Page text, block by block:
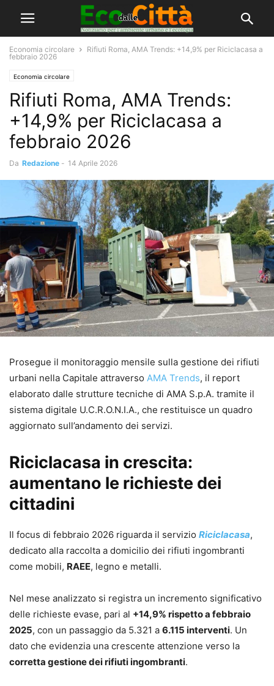
Economia circolare
Rifiuti Roma, AMA Trends: +14,9% per Riciclacasa a
febbraio 2026
Economia circolare
Rifiuti Roma, AMA Trends:
+14,9% per Riciclacasa a
febbraio 2026
Da Redazione - 14 Aprile 2026
Prosegue il monitoraggio mensile sulla gestione dei rifiuti
urbani nella Capitale attraverso AMA Trends, il report
elaborato dalle strutture tecniche di AMA S.p.A. tramite il
sistema digitale U.C.R.O.N.I.A., che restituisce un quadro
aggiornato sull’andamento dei servizi.
Riciclacasa in crescita:
aumentano le richieste dei
cittadini
Il focus di febbraio 2026 riguarda il servizio Riciclacasa,
dedicato alla raccolta a domicilio dei rifiuti ingombranti
come mobili, RAEE, legno e metalli.
Nel mese analizzato si registra un incremento significativo
delle richieste evase, pari al +14,9% rispetto a febbraio
2025, con un passaggio da 5.321 a 6.115 interventi. Un
dato che evidenzia una crescente attenzione verso la
corretta gestione dei rifiuti ingombranti.